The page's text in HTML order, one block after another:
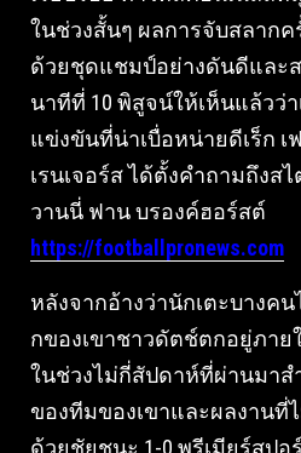
ในช่วงสั้นๆ ผลการจับสลากค
ด้วยชุดแชมป์อย่างดันดีและส
นาทีที่ 10 พิสูจน์ให้เห็นแล้วว่
แข่งขันที่น่าเบื่อหน่ายดีเร็ก
เรนเจอร์ส ได้ตั้งคําถามถึงส
วานนี่ ฟาน บรองค์ฮอร์สต์
https://footballpronews.com
หลังจากอ้างว่านักเตะบางค
กของเขาชาวดัตช์ตกอยู่ภา
ในช่วงไม่กี่สัปดาห์ที่ผ่านมา
ของทีมของเขาและผลงานที่
ด้วยชัยชนะ 1-0 พรีเมียร์สป